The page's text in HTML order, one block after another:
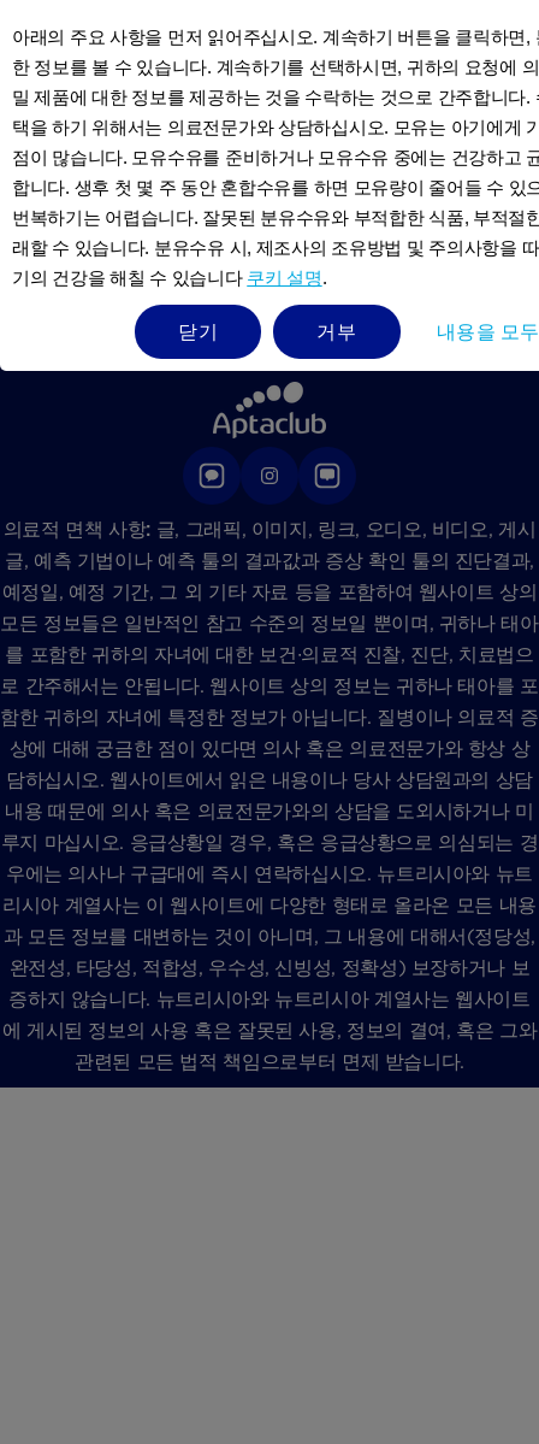
쿠키정책
개인 정보에 관한 문의
이용약관
품질관리
품질보증
문의하기
APTACLUB 소개
NUTRICIA 소개
가입
접근성고지
의료적 면책 사항: 글, 그래픽, 이미지, 링크, 오디오, 비디오, 게시
글, 예측 기법이나 예측 툴의 결과값과 증상 확인 툴의 진단결과,
예정일, 예정 기간, 그 외 기타 자료 등을 포함하여 웹사이트 상의
모든 정보들은 일반적인 참고 수준의 정보일 뿐이며, 귀하나 태아
를 포함한 귀하의 자녀에 대한 보건∙의료적 진찰, 진단, 치료법으
로 간주해서는 안됩니다. 웹사이트 상의 정보는 귀하나 태아를 포
함한 귀하의 자녀에 특정한 정보가 아닙니다. 질병이나 의료적 증
상에 대해 궁금한 점이 있다면 의사 혹은 의료전문가와 항상 상
담하십시오. 웹사이트에서 읽은 내용이나 당사 상담원과의 상담
내용 때문에 의사 혹은 의료전문가와의 상담을 도외시하거나 미
루지 마십시오. 응급상황일 경우, 혹은 응급상황으로 의심되는 경
우에는 의사나 구급대에 즉시 연락하십시오. 뉴트리시아와 뉴트
리시아 계열사는 이 웹사이트에 다양한 형태로 올라온 모든 내용
과 모든 정보를 대변하는 것이 아니며, 그 내용에 대해서(정당성,
완전성, 타당성, 적합성, 우수성, 신빙성, 정확성) 보장하거나 보
증하지 않습니다. 뉴트리시아와 뉴트리시아 계열사는 웹사이트
에 게시된 정보의 사용 혹은 잘못된 사용, 정보의 결여, 혹은 그와
관련된 모든 법적 책임으로부터 면제 받습니다.
아래의 주요 사항을 먼저 읽어주십시오. 계속하기 버튼을 클릭하면
한 정보를 볼 수 있습니다. 계속하기를 선택하시면, 귀하의 요청에
밀 제품에 대한 정보를 제공하는 것을 수락하는 것으로 간주합니다
택을 하기 위해서는 의료전문가와 상담하십시오. 모유는 아기에게
점이 많습니다. 모유수유를 준비하거나 모유수유 중에는 건강하고
합니다. 생후 첫 몇 주 동안 혼합수유를 하면 모유량이 줄어들 수 있
번복하기는 어렵습니다. 잘못된 분유수유와 부적합한 식품, 부적절
래할 수 있습니다. 분유수유 시, 제조사의 조유방법 및 주의사항을
기의 건강을 해칠 수 있습니다 쿠키 설명.
닫기 거부 내용을 모